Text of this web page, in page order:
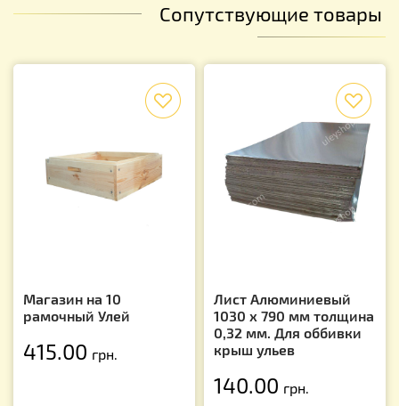
Сопутствующие товары
Магазин на 10
рамочный Улей
415.00 грн.
Лист Алюминиевый
1030 х 790 мм толщина
0,32 мм. Для оббивки
крыш ульев
140.00 грн.